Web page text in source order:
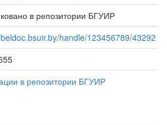
в репозитории БГУИР
handle/123456789/43292
в репозитории БГУИР